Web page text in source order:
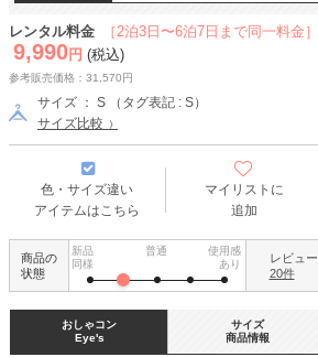
［2泊3日〜6泊7日まで同一料金］
レンタル料金
9,990 円 (税込)
参考販売価格：31,570円
サイズ ： S （タグ表記 : S）
サイズ比較
色・サイズ違い
アイテムはこちら
マイリストに
追加
商品の
状態
新品
同様
普通
使用感
あり
レビュー
20件
おしゃコン
Eye's
サイズ
商品情報